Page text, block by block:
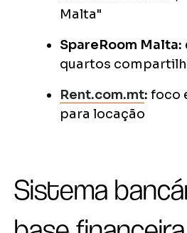
Malta"
SpareRoom Malta:
quartos
Rent.com.mt: foco
para locação
Sistema